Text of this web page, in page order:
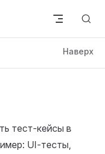
тест-кейсы в
UI-тесты,